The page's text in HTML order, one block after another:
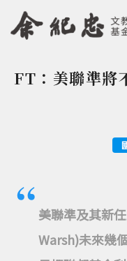
Jump
您在這裡
FT：美聯準將
美聯準及其新
Warsh)未來幾